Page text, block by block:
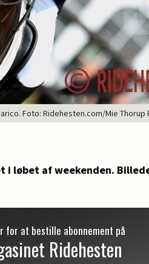
Foto: Ridehesten.com/Mie Thorup
løbet af weekenden.
for at bestille abonnement på
Ridehesten